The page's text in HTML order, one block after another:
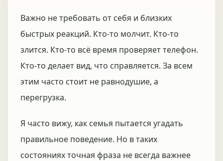
Важно не требовать от себя и близких
быстрых реакций. Кто-то молчит. Кто-то
злится. Кто-то всё время проверяет телефон.
Кто-то делает вид, что справляется. За всем
этим часто стоит не равнодушие, а
перегрузка.
Я часто вижу, как семья пытается угадать
правильное поведение. Но в таких
состояниях точная фраза не всегда важнее